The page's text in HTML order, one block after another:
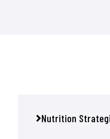
Nutrition